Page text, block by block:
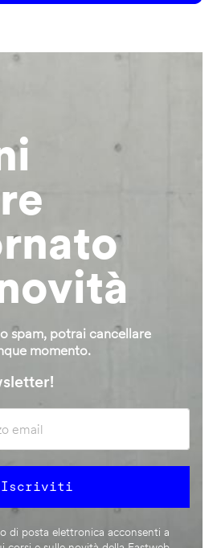
spam, potrai cancellare
momento.
di posta elettronica acconsenti a